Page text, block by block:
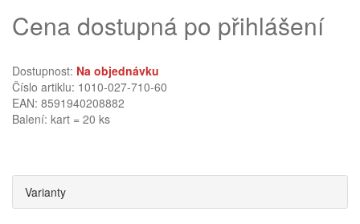
Cena dostupná po přihlášení
Dostupnost: Na objednávku
Číslo artiklu: 1010-027-710-60
EAN: 8591940208882
Balení: kart = 20 ks
Varianty